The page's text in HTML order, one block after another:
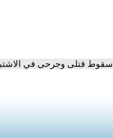
قتلى وجرحى في